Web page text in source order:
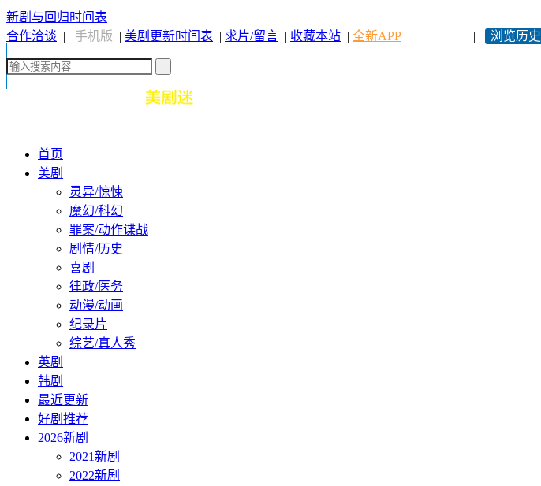
新剧与回归时间表
合作洽谈 | 手机版 | 美剧更新时间表 | 求片/留言 | 收藏本站 | 全新APP | | 浏览历史
首页
美剧
灵异/惊悚
魔幻/科幻
罪案/动作谍战
剧情/历史
喜剧
律政/医务
动漫/动画
纪录片
综艺/真人秀
英剧
韩剧
最近更新
好剧推荐
2026新剧
2021新剧
2022新剧